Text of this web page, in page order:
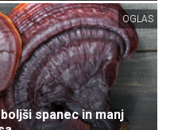
OGLAS
spanec in manj